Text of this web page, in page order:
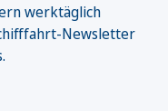
werktäglich
Newsletter